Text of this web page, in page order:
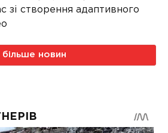
зі створення адаптивного
більше новин